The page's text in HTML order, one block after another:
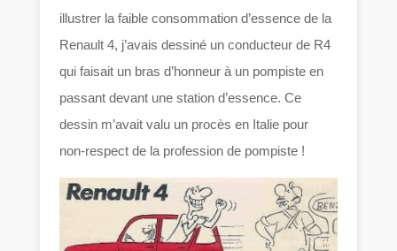
illustrer la faible consommation d’essence de la
Renault 4, j’avais dessiné un conducteur de R4
qui faisait un bras d’honneur à un pompiste en
passant devant une station d’essence. Ce
dessin m’avait valu un procès en Italie pour
non-respect de la profession de pompiste !